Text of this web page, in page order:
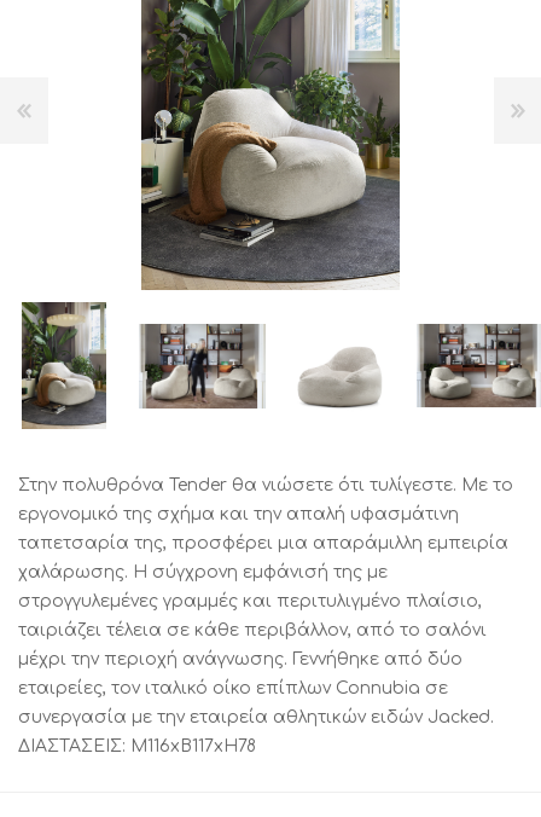
Στην πολυθρόνα Tender θα νιώσετε ότι τυλίγεστε. Με το
εργονομικό της σχήμα και την απαλή υφασμάτινη
ταπετσαρία της, προσφέρει μια απαράμιλλη εμπειρία
χαλάρωσης. Η σύγχρονη εμφάνισή της με
στρογγυλεμένες γραμμές και περιτυλιγμένο πλαίσιο,
ταιριάζει τέλεια σε κάθε περιβάλλον, από το σαλόνι
μέχρι την περιοχή ανάγνωσης. Γεννήθηκε από δύο
εταιρείες, τον ιταλικό οίκο επίπλων Connubia σε
συνεργασία με την εταιρεία αθλητικών ειδών Jacked.
ΔΙΑΣΤΑΣΕΙΣ: M116xB117xH78